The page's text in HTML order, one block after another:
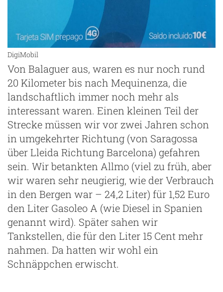
DigiMobil
Von Balaguer aus, waren es nur noch rund
20 Kilometer bis nach Mequinenza, die
landschaftlich immer noch mehr als
interessant waren. Einen kleinen Teil der
Strecke müssen wir vor zwei Jahren schon
in umgekehrter Richtung (von Saragossa
über Lleida Richtung Barcelona) gefahren
sein. Wir betankten Allmo (viel zu früh, aber
wir waren sehr neugierig, wie der Verbrauch
in den Bergen war – 24,2 Liter) für 1,52 Euro
den Liter Gasoleo A (wie Diesel in Spanien
genannt wird). Später sahen wir
Tankstellen, die für den Liter 15 Cent mehr
nahmen. Da hatten wir wohl ein
Schnäppchen erwischt.